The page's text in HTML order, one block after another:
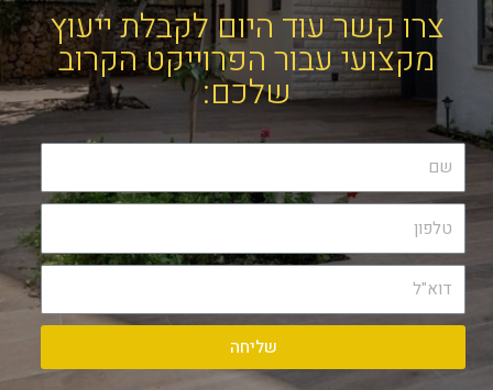
צרו קשר עוד היום לקבלת ייעוץ
מקצועי עבור הפרוייקט הקרוב
שלכם:
שליחה